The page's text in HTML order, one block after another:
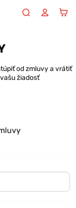
od zmluvy a vrátiť
žiadosť